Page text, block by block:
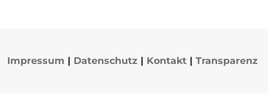
Impressum | Datenschutz | Kontakt | Transparenz